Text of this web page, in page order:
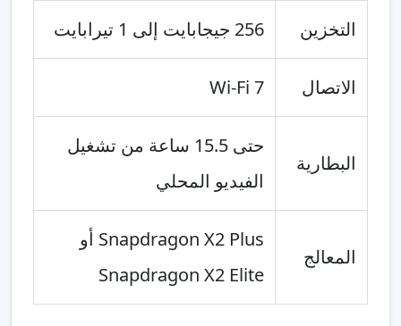
التخزين 256 جيجابايت إلى 1 تيرابايت
الاتصال Wi‑Fi 7
البطارية
حتى 15.5 ساعة من تشغيل
الفيديو المحلي
المعالج
Snapdragon X2 Plus أو
Snapdragon X2 Elite